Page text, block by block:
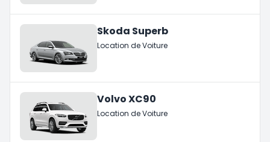
Skoda Superb
Location de Voiture
Volvo XC90
Location de Voiture